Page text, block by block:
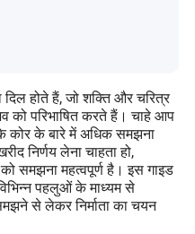
होते हैं, जो शक्ति और चरित्र
को परिभाषित करते हैं। चाहे आप
कोर के बारे में अधिक समझना
निर्णय लेना चाहता हो,
समझना महत्वपूर्ण है। इस गाइड
पहलुओं के माध्यम से
से लेकर निर्माता का चयन